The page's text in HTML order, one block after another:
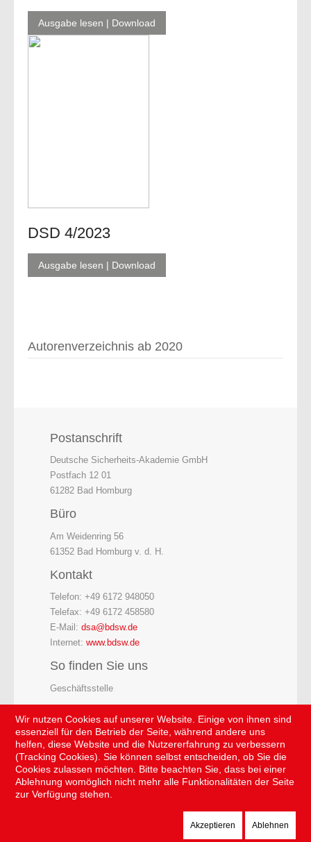
Ausgabe lesen | Download
DSD 4/2023
Ausgabe lesen | Download
Autorenverzeichnis ab 2020
Postanschrift
Deutsche Sicherheits-Akademie GmbH
Postfach 12 01
61282 Bad Homburg
Büro
Am Weidenring 56
61352 Bad Homburg v. d. H.
Kontakt
Telefon: +49 6172 948050
Telefax: +49 6172 458580
E-Mail: dsa@bdsw.de
Internet: www.bdsw.de
So finden Sie uns
Geschäftsstelle
Wir nutzen Cookies auf unserer Website. Einige von ihnen sind
essenziell für den Betrieb der Seite, während andere uns
helfen, diese Website und die Nutzererfahrung zu verbessern
(Tracking Cookies). Sie können selbst entscheiden, ob Sie die
Cookies zulassen möchten. Bitte beachten Sie, dass bei einer
Ablehnung womöglich nicht mehr alle Funktionalitäten der Seite
zur Verfügung stehen.
Akzeptieren Ablehnen